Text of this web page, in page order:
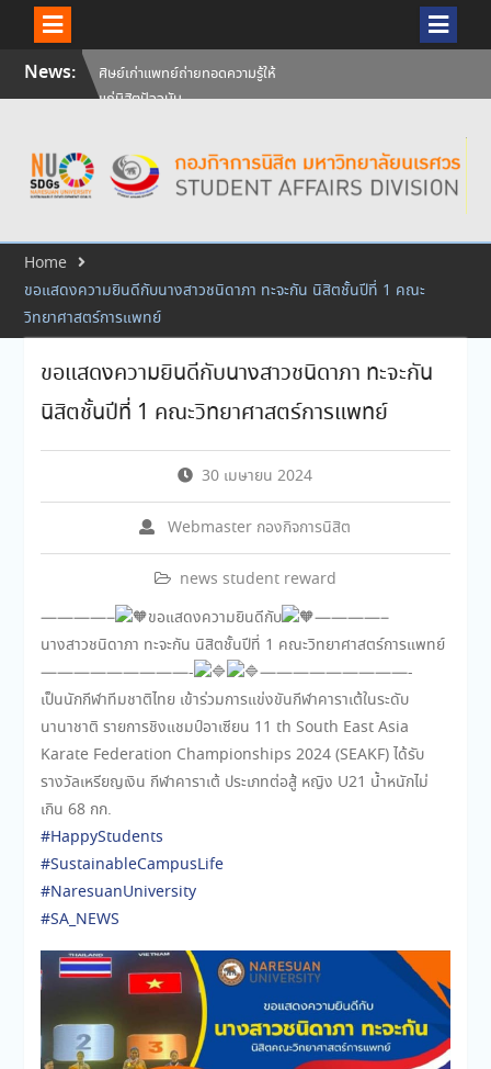
SkipNews:
ศิษย์เก่าแพทย์ถ่ายทอดความรู้ให้
แก่นิสิตปัจจุบัน
นเรศวร ครบรอบ 36 ปี 29
กรกฎาคม 2569
สัมภาษณ์นิสิตเพื่อพิจารณาเข้ารับ
ประจำปีการศึกษา 256
Home
ขอแสดงความยินดีกับนางสาวชนิดาภา ทะจะกัน นิสิตชั้นปีที่ 1 คณะ
วิทยาศาสตร์การแพทย์
ขอแสดงความยินดีกับนางสาวชนิดาภา ทะจะกัน
นิสิตชั้นปีที่ 1 คณะวิทยาศาสตร์การแพทย์
30 เมษายน 2024
Webmaster กองกิจการนิสิต
news student reward
————–
ขอแสดงความยินดีกับ
————–
นางสาวชนิดาภา ทะจะกัน นิสิตชั้นปีที่ 1 คณะวิทยาศาสตร์การแพทย์
—————————-
—————————-
เป็นนักกีฬาทีมชาติไทย เข้าร่วมการแข่งขันกีฬาคาราเต้ในระดับ
นานาชาติ รายการชิงแชมป์อาเซียน 11 th South East Asia
Karate Federation Championships 2024 (SEAKF) ได้รับ
รางวัลเหรียญเงิน กีฬาคาราเต้ ประเภทต่อสู้ หญิง U21 น้ำหนักไม่
เกิน 68 กก.
#HappyStudents
#SustainableCampusLife
#NaresuanUniversity
#SA_NEWS